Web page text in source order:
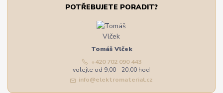
POTŘEBUJETE PORADIT?
Tomáš Vlček
+420 702 090 443
volejte od 9,00 - 20,00 hod
info@elektromaterial.cz